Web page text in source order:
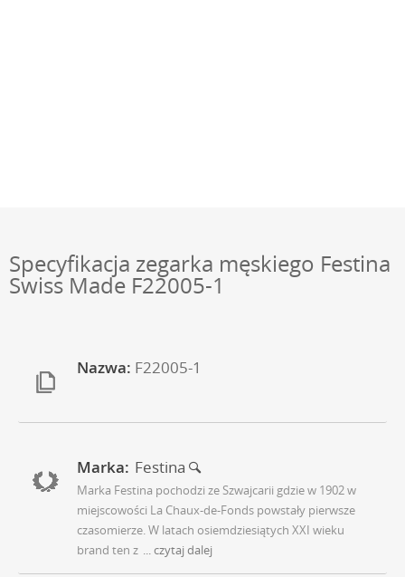
Specyfikacja zegarka męskiego Festina
Swiss Made F22005-1
Nazwa: F22005-1
Marka: Festina
Marka Festina pochodzi ze Szwajcarii gdzie w 1902 w
miejscowości La Chaux-de-Fonds powstały pierwsze
czasomierze. W latach osiemdziesiątych XXI wieku
brand ten z ... czytaj dalej